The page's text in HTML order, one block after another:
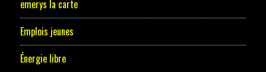
emerys la carte
Emplois jeunes
Énergie libre